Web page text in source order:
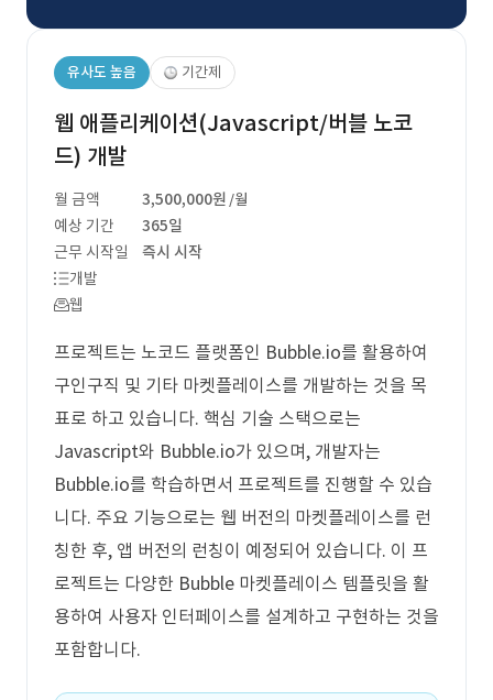
유사도 높음 기간제
웹 애플리케이션(Javascript/버블 노코
드) 개발
월 금액 3,500,000원 /월
예상 기간
365일
근무 시작일
즉시 시작
개발
웹
프로젝트는 노코드 플랫폼인 Bubble.io를 활용하여
구인구직 및 기타 마켓플레이스를 개발하는 것을 목
표로 하고 있습니다. 핵심 기술 스택으로는
Javascript와 Bubble.io가 있으며, 개발자는
Bubble.io를 학습하면서 프로젝트를 진행할 수 있습
니다. 주요 기능으로는 웹 버전의 마켓플레이스를 런
칭한 후, 앱 버전의 런칭이 예정되어 있습니다. 이 프
로젝트는 다양한 Bubble 마켓플레이스 템플릿을 활
용하여 사용자 인터페이스를 설계하고 구현하는 것을
포함합니다.